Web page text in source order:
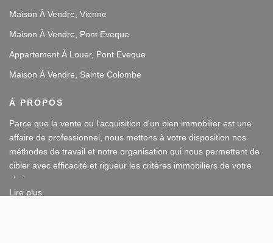
Maison À Vendre, Vienne
Maison À Vendre, Pont Eveque
Appartement À Louer, Pont Eveque
Maison À Vendre, Sainte Colombe
À PROPOS
Parce que la vente ou l'acquisition d'un bien immobilier est une
affaire de professionnel, nous mettons à votre disposition nos
méthodes de travail et notre organisation qui nous permettent de
cibler avec efficacité et rigueur les critères immobiliers de votre
choix.
Lire plus